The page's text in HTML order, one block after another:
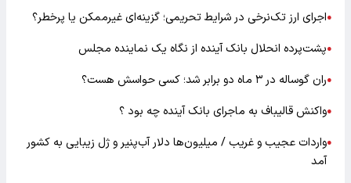
●اجرای ارز تک‌نرخی در شرایط تحریمی؛ گزینه‌ای غیرممکن یا پرخطر؟
●پشت‌پرده انحلال بانک آینده از نگاه یک نماینده مجلس
●ران گوساله در ۳ ماه دو برابر شد؛ کسی حواسش هست؟
●واکنش قالیباف به ماجرای بانک آینده چه بود ؟
●واردات عجیب و غریب / میلیون‌ها دلار آب‌پنیر و ژل زیبایی به کشور
آمد